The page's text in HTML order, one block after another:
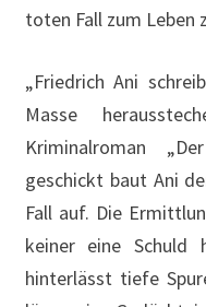
toten Fall zum Leben
„Friedrich Ani
Masse
Kriminalroman
geschickt baut Ani
Fall auf. Die
keiner eine Schuld
hinterlässt tiefe